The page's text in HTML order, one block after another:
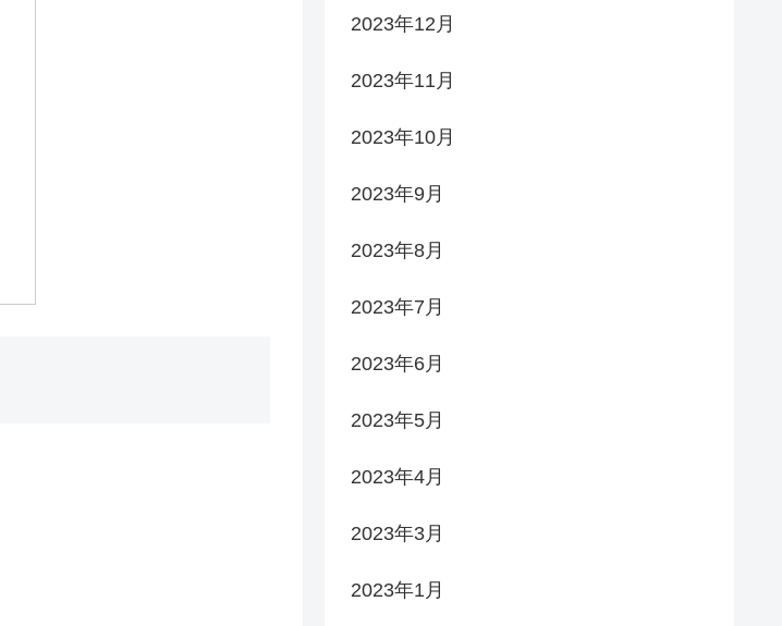
2023年12月
2023年11月
2023年10月
2023年9月
2023年8月
2023年7月
2023年6月
2023年5月
2023年4月
2023年3月
2023年1月